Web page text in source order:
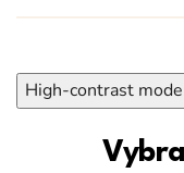
č
k
High-contrast mode